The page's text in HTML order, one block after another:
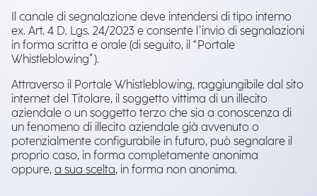
Il canale di segnalazione deve intendersi di tipo interno
ex. Art. 4 D. Lgs. 24/2023 e consente l’invio di segnalazioni
in forma scritta e orale (di seguito, il “Portale
Whistleblowing”).
Attraverso il Portale Whistleblowing, raggiungibile dal sito
internet del Titolare, il soggetto vittima di un illecito
aziendale o un soggetto terzo che sia a conoscenza di
un fenomeno di illecito aziendale già avvenuto o
potenzialmente configurabile in futuro, può segnalare il
proprio caso, in forma completamente anonima
oppure, a sua scelta, in forma non anonima.